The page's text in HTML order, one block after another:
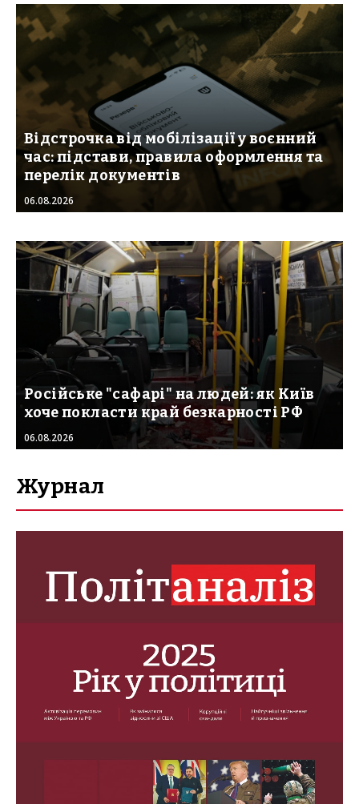
Відстрочка від мобілізації у воєнний
час: підстави, правила оформлення та
перелік документів
06.08.2026
Російське "сафарі" на людей: як Київ
хоче покласти край безкарності РФ
06.08.2026
Журнал